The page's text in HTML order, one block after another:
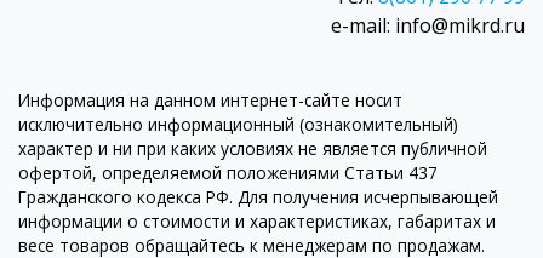
e-mail: info@mikrd.ru
Информация на данном интернет-сайте носит
исключительно информационный (ознакомительный)
характер и ни при каких условиях не является публичной
офертой, определяемой положениями Статьи 437
Гражданского кодекса РФ. Для получения исчерпывающей
информации о стоимости и характеристиках, габаритах и
весе товаров обращайтесь к менеджерам по продажам.